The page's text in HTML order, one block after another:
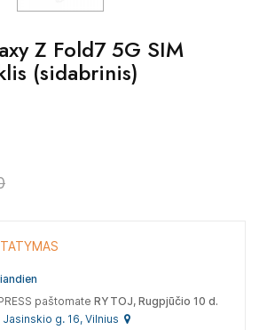
Z Fold7 5G SIM
(sidabrinis)
paštomate RYTOJ, Rugpjūčio 10 d.
g. 16, Vilnius